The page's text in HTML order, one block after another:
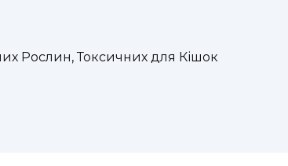
Рослин, Токсичних для Кішок